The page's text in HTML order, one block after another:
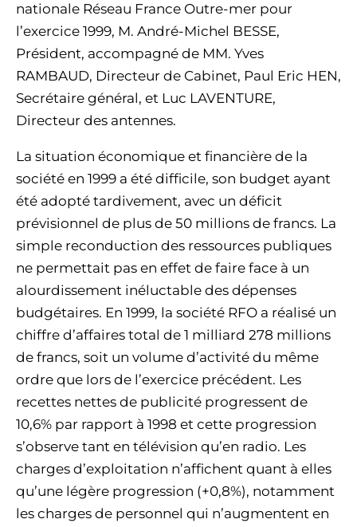
nationale Réseau France Outre-mer pour
l’exercice 1999, M. André-Michel BESSE,
Président, accompagné de MM. Yves
RAMBAUD, Directeur de Cabinet, Paul Eric HEN,
Secrétaire général, et Luc LAVENTURE,
Directeur des antennes.
La situation économique et financière de la
société en 1999 a été difficile, son budget ayant
été adopté tardivement, avec un déficit
prévisionnel de plus de 50 millions de francs. La
simple reconduction des ressources publiques
ne permettait pas en effet de faire face à un
alourdissement inéluctable des dépenses
budgétaires. En 1999, la société RFO a réalisé un
chiffre d’affaires total de 1 milliard 278 millions
de francs, soit un volume d’activité du même
ordre que lors de l’exercice précédent. Les
recettes nettes de publicité progressent de
10,6% par rapport à 1998 et cette progression
s’observe tant en télévision qu’en radio. Les
charges d’exploitation n’affichent quant à elles
qu’une légère progression (+0,8%), notamment
les charges de personnel qui n’augmentent en